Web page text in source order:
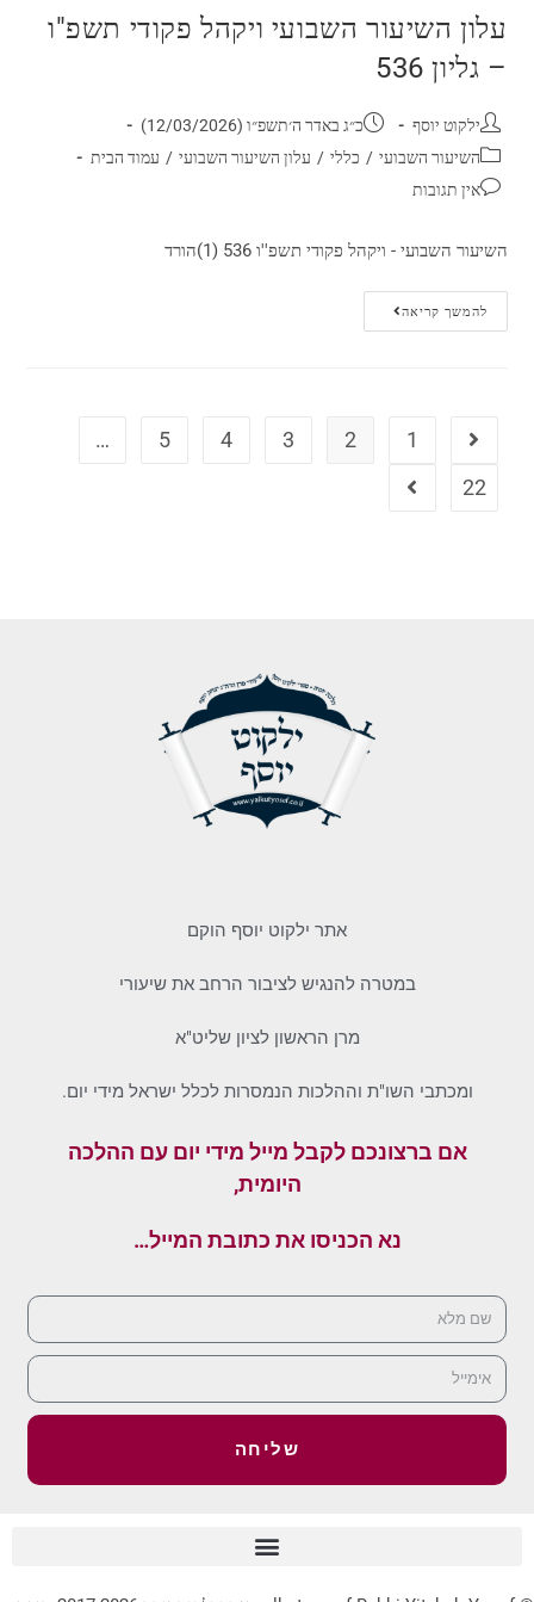
עלון השיעור השבועי ויקהל פקודי תשפ"ו
– גליון 536
ילקוט יוסף
כ״ג באדר ה׳תשפ״ו (12/03/2026)
השיעור השבועי / כללי / עלון השיעור השבועי / עמוד הבית
אין תגובות
השיעור השבועי - ויקהל פקודי תשפ''ו 536 (1)הורד
להמשך קריאה
1
2
3
4
5
…
22
אתר ילקוט יוסף הוקם
במטרה להנגיש לציבור הרחב את שיעורי
מרן הראשון לציון שליט"א
ומכתבי השו"ת וההלכות הנמסרות לכלל ישראל מידי יום.
אם ברצונכם לקבל מייל מידי יום עם ההלכה
היומית,
נא הכניסו את כתובת המייל…
שליחה